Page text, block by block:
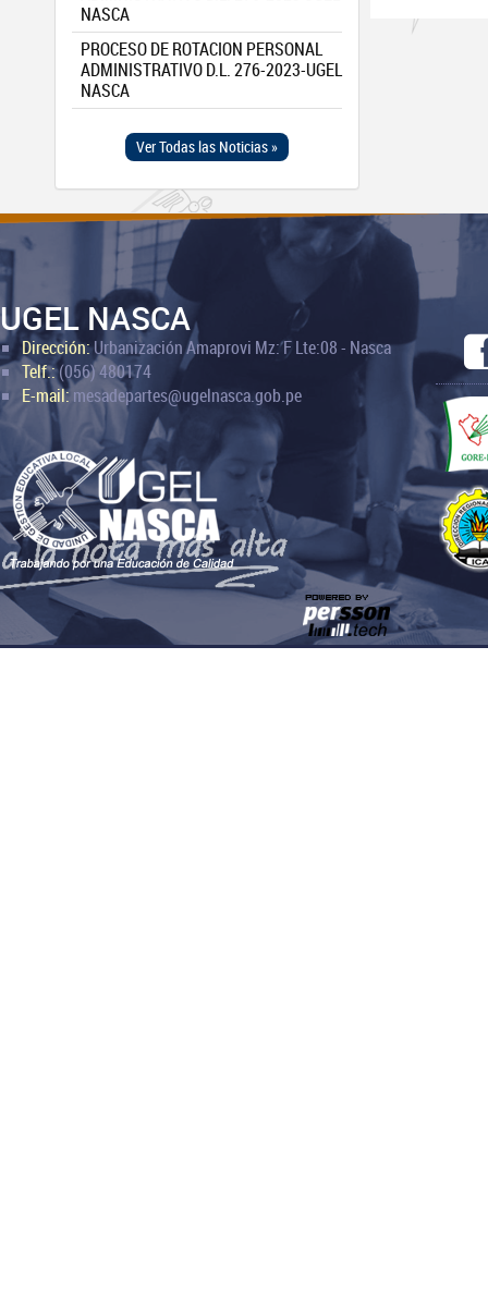
NASCA
PROCESO DE ROTACION PERSONAL
ADMINISTRATIVO D.L. 276-2023-UGEL
NASCA
Ver Todas las Noticias »
UGEL NASCA
Dirección:Urbanización Amaprovi Mz: F Lte:08 - Nasca
Telf.:(056) 480174
E-mail:mesadepartes@ugelnasca.gob.pe